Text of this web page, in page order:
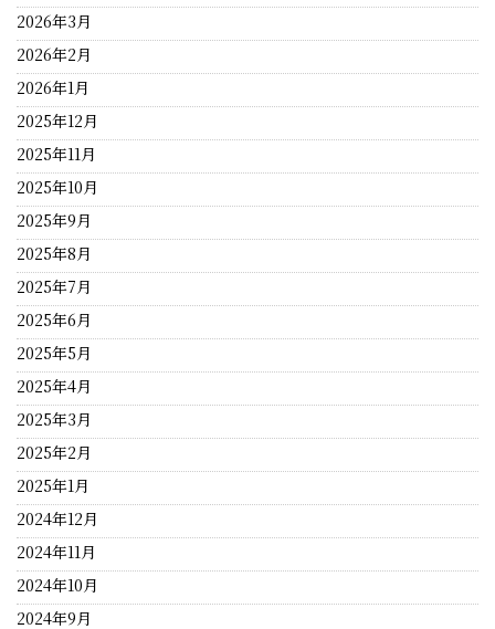
2026年3月
2026年2月
2026年1月
2025年12月
2025年11月
2025年10月
2025年9月
2025年8月
2025年7月
2025年6月
2025年5月
2025年4月
2025年3月
2025年2月
2025年1月
2024年12月
2024年11月
2024年10月
2024年9月